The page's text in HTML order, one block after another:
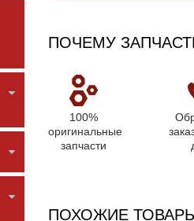
ПОЧЕМУ
100%
оригинальные
запчасти
ПОХОЖИЕ